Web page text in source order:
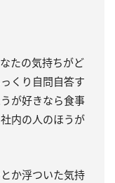
たの気持ちがど
くり自問自答す
が好きなら食事
内の人のほうが
か浮ついた気持